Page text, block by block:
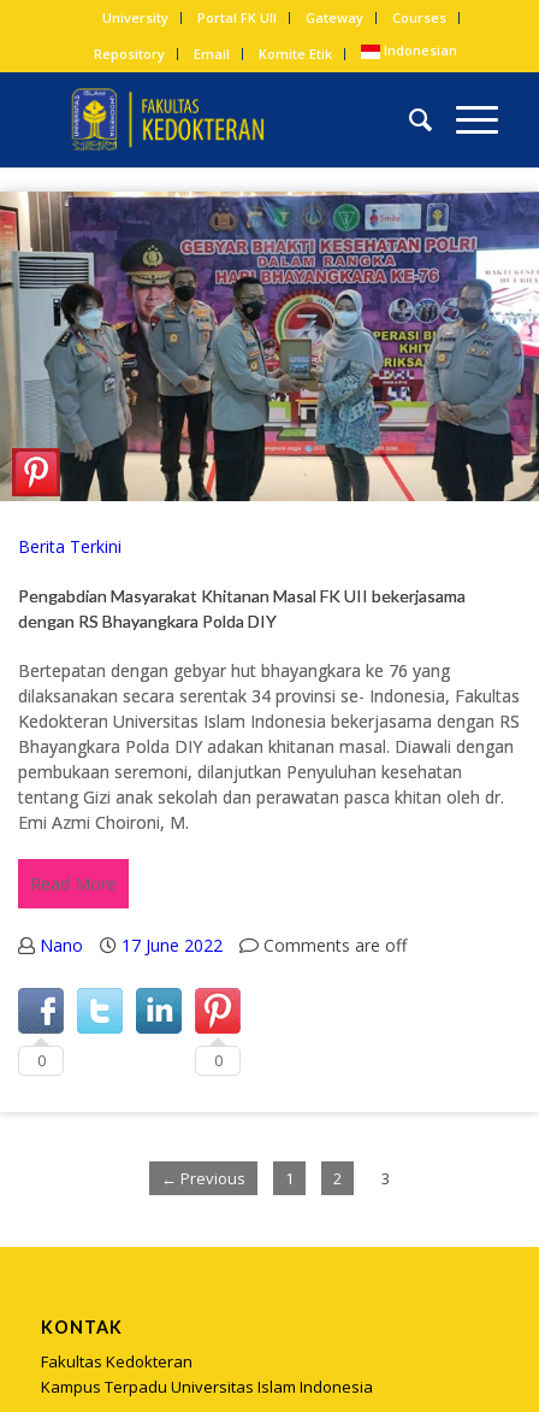
University Portal FK UII Gateway
Courses
Repository
Email Komite Etik Indonesian
Berita Terkini
Pengabdian Masyarakat Khitanan Masal FK UII bekerjasama
dengan RS Bhayangkara Polda DIY
Bertepatan dengan gebyar hut bhayangkara ke 76 yang
dilaksanakan secara serentak 34 provinsi se- Indonesia, Fakultas
Kedokteran Universitas Islam Indonesia bekerjasama dengan RS
Bhayangkara Polda DIY adakan khitanan masal. Diawali dengan
pembukaan seremoni, dilanjutkan Penyuluhan kesehatan
tentang Gizi anak sekolah dan perawatan pasca khitan oleh dr.
Emi Azmi Choironi, M.
Read More
Nano 17 June 2022 Comments are off
0 0
← Previous 1 2 3
KONTAK
Fakultas Kedokteran
Kampus Terpadu Universitas Islam Indonesia